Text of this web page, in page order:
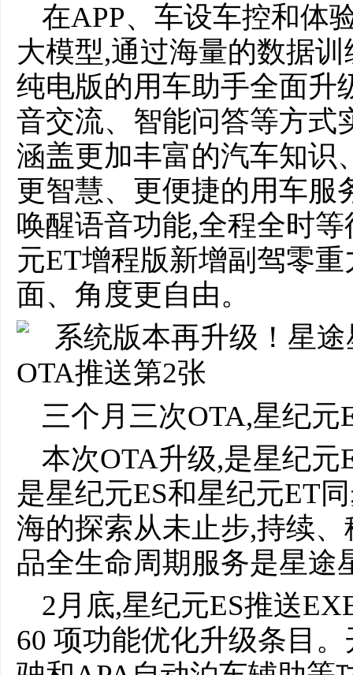
在APP、车设车控和体
大模型,通过海量的数据
纯电版的用车助手全面升
音交流、智能问答等方式
涵盖更加丰富的汽车知识
更智慧、更便捷的用车服
唤醒语音功能,全程全时
元ET增程版新增副驾零
面、角度更自由。
三个月三次OTA,星纪元
本次OTA升级,是星纪元
是星纪元ES和星纪元ET
海的探索从未止步,持续
品全生命周期服务是星途
2月底,星纪元ES推送
60 项功能优化升级条目